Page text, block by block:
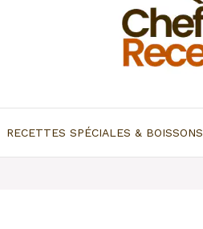
RECETTES SPÉCIALES & BOISSONS